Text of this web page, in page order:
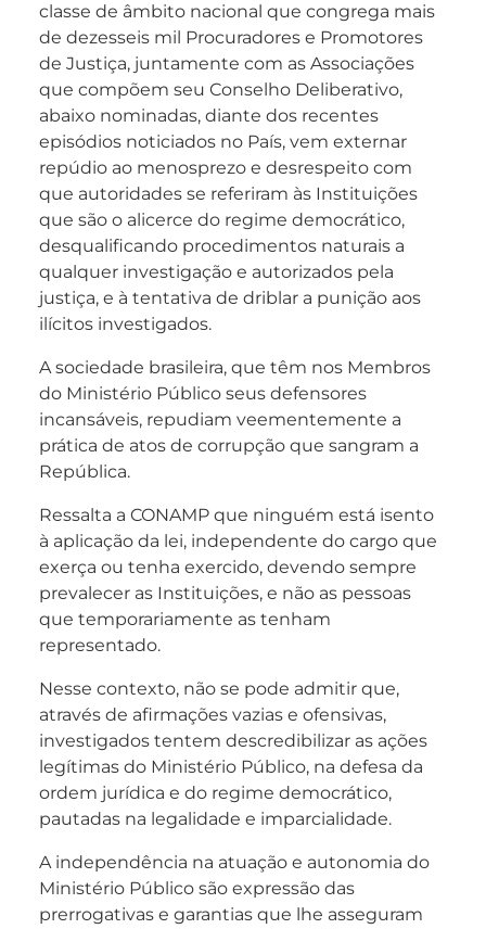
classe de âmbito nacional que congrega mais
de dezesseis mil Procuradores e Promotores
de Justiça, juntamente com as Associações
que compõem seu Conselho Deliberativo,
abaixo nominadas, diante dos recentes
episódios noticiados no País, vem externar
repúdio ao menosprezo e desrespeito com
que autoridades se referiram às Instituições
que são o alicerce do regime democrático,
desqualificando procedimentos naturais a
qualquer investigação e autorizados pela
justiça, e à tentativa de driblar a punição aos
ilícitos investigados.
A sociedade brasileira, que têm nos Membros
do Ministério Público seus defensores
incansáveis, repudiam veementemente a
prática de atos de corrupção que sangram a
República.
Ressalta a CONAMP que ninguém está isento
à aplicação da lei, independente do cargo que
exerça ou tenha exercido, devendo sempre
prevalecer as Instituições, e não as pessoas
que temporariamente as tenham
representado.
Nesse contexto, não se pode admitir que,
através de afirmações vazias e ofensivas,
investigados tentem descredibilizar as ações
legítimas do Ministério Público, na defesa da
ordem jurídica e do regime democrático,
pautadas na legalidade e imparcialidade.
A independência na atuação e autonomia do
Ministério Público são expressão das
prerrogativas e garantias que lhe asseguram